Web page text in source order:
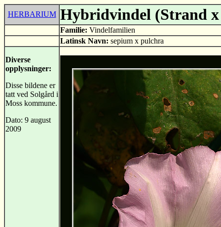
HERBARIUM Hybridvindel (Strand x
Familie: Vindelfamilien
Latinsk Navn: sepium x pulchra
Diverse
opplysninger:
Disse bildene er
tatt ved Solgård i
Moss kommune.
Dato: 9 august
2009